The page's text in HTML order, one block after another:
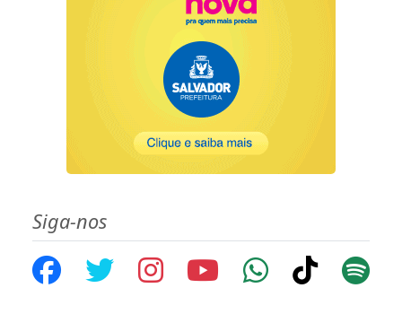
Siga-nos